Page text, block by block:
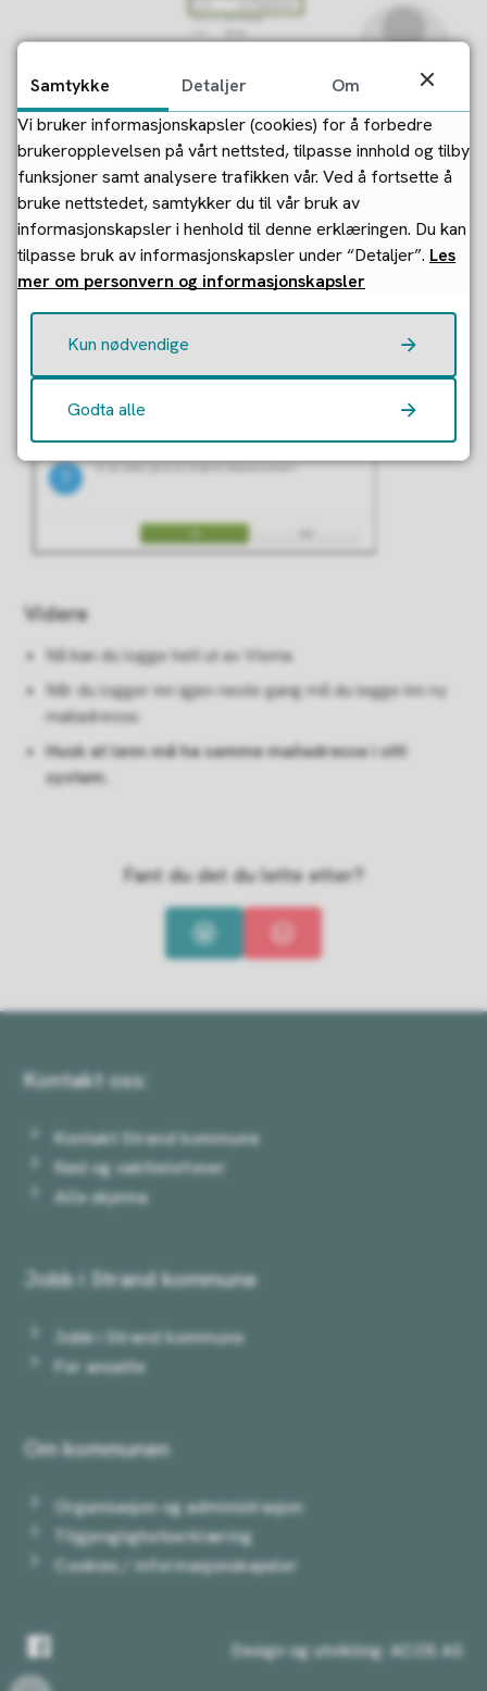
For å slette epostadressen må du trykke på
“søppelbøtten” på BankID:
Videre
Nå kan du logge helt ut av Visma.
Når du logger inn igjen neste gang må du legge inn ny
mailadresse.
Husk at lønn må ha samme mailadresse i sitt
system.
Fant du det du lette etter?
Ja Nei
Kontakt oss:
Kontakt Strand kommune
Nød og vakttelefoner
Alle skjema
Jobb i Strand kommune
Jobb i Strand kommune
For ansatte
Om kommunen
Organisasjon og administrasjon
Tilgjenglighetserklæring
Cookies / informasjonskapsler
Facebook Design og utvikling: ACOS AS
Samtykke Detaljer
Om
Vi bruker informasjonskapsler (cookies) for å forbedre
brukeropplevelsen på vårt nettsted, tilpasse innhold og tilby
funksjoner samt analysere trafikken vår. Ved å fortsette å
bruke nettstedet, samtykker du til vår bruk av
informasjonskapsler i henhold til denne erklæringen. Du kan
tilpasse bruk av informasjonskapsler under “Detaljer”. Les
mer om personvern og informasjonskapsler
Kun nødvendige
Godta alle